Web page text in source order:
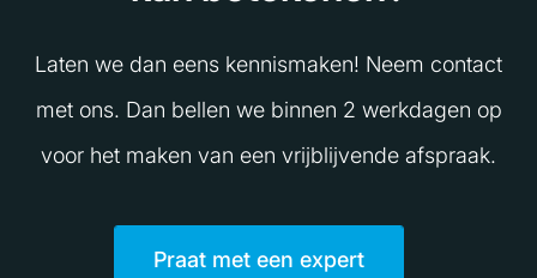
Laten we dan eens kennismaken! Neem contact
met ons. Dan bellen we binnen 2 werkdagen op
voor het maken van een vrijblijvende afspraak.
Praat met een expert